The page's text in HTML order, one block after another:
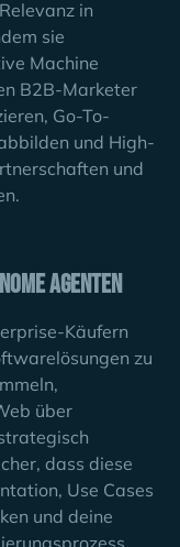
in
sie
Machine
B2B-Marketer
Go-To-
und High-
und
Agenten
Käufern
zu
über
dass diese
Use Cases
und deine